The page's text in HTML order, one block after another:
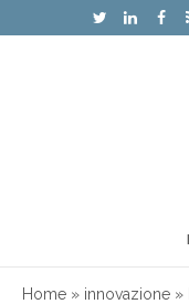
Home » innovazione »